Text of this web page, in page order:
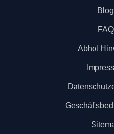
Blog
FAQ
Abhol